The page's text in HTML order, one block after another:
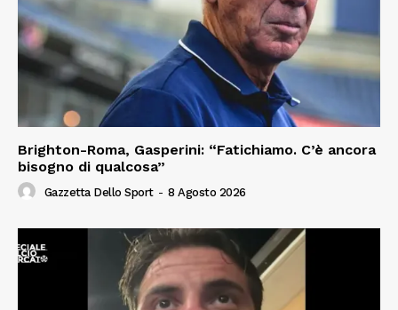
Brighton-Roma, Gasperini: “Fatichiamo. C’è ancora
bisogno di qualcosa”
Gazzetta Dello Sport - 8 Agosto 2026